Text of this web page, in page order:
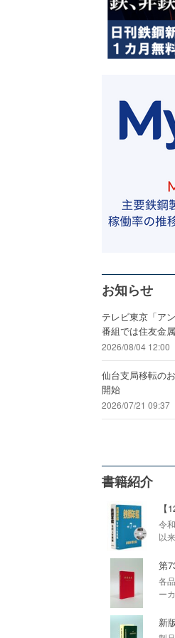
お知らせ
テレビ東京「ア
番組では住友金
2026/08/04 12:00
仙台支局移転の
開始
2026/07/21 09:37
書籍紹介
令
以
第
各
ー
新